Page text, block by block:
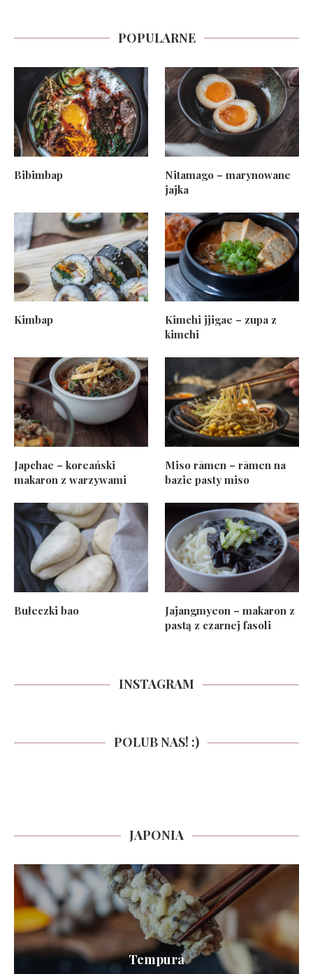
POPULARNE
Bibimbap
Nitamago – marynowane
jajka
Kimbap
Kimchi jjigae – zupa z
kimchi
Japchae – koreański
makaron z warzywami
Miso rāmen – rāmen na
bazie pasty miso
Bułeczki bao
Jajangmyeon – makaron z
pastą z czarnej fasoli
INSTAGRAM
POLUB NAS! :)
JAPONIA
Tempura